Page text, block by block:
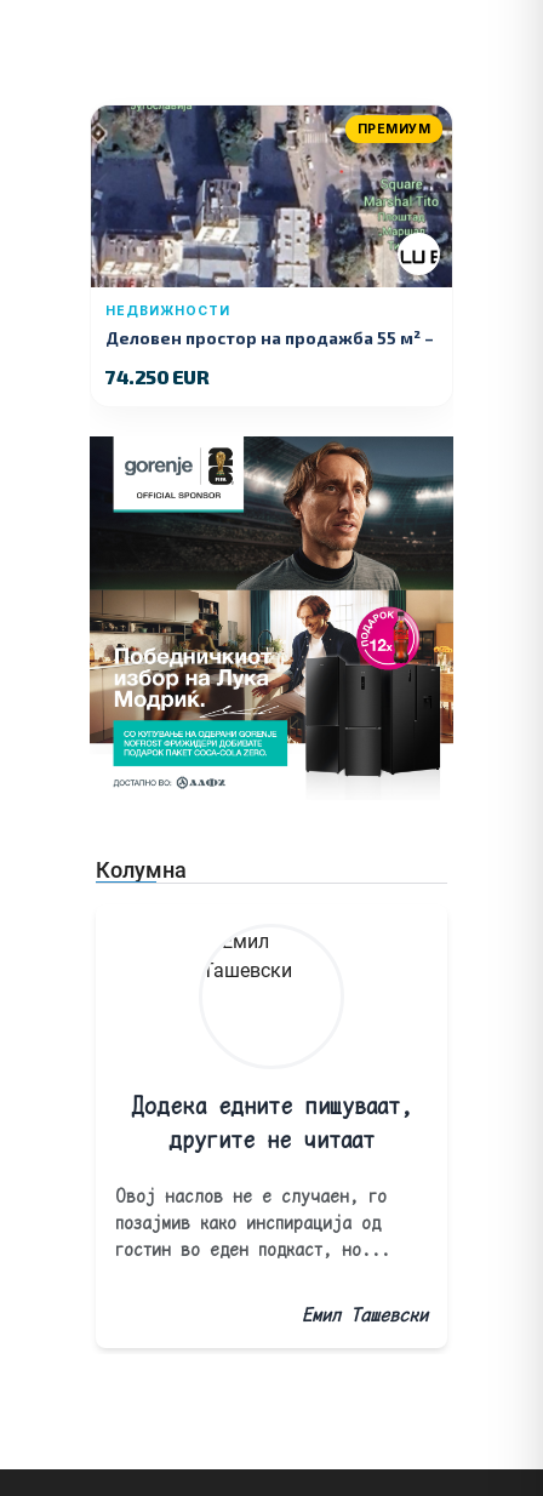
ПРЕМИУМ
НЕДВИЖНОСТИ
Деловен простор на продажба 55 м² –
74.250 EUR
Колумна
Додека едните пишуваат,
другите не читаат
Овој наслов не е случаен, го
позајмив како инспирација од
гостин во еден подкаст, но...
Емил Ташевски